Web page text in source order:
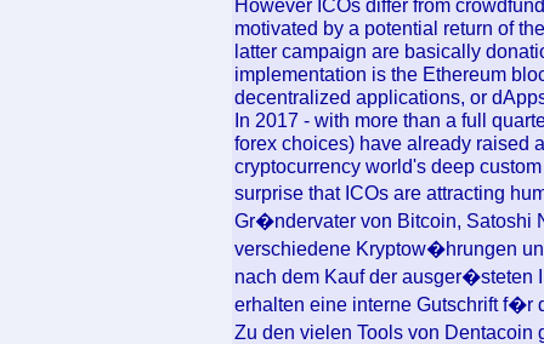
However ICOs differ from
motivated by a potential return of
latter campaign are basically
implementation is the Ethereum
decentralized applications, or
In 2017 - with more than a full
forex choices) have already raised
cryptocurrency world's deep
surprise that ICOs are attracting
Gr�ndervater von Bitcoin, Satoshi
verschiedene Kryptow�hrungen
nach dem Kauf der ausger�steten
erhalten eine interne Gutschrift
Zu den vielen Tools von